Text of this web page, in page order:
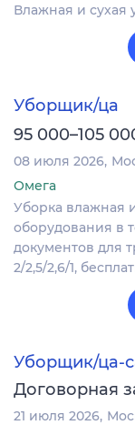
Влажная и сухая
Уборщик/ца
95 000–105
08 июля 2026
Омега
Уборка влажная
оборудования в
документов для
2/2,5/2,6/1,
Уборщик/ца-
Договорная
21 июля 2026